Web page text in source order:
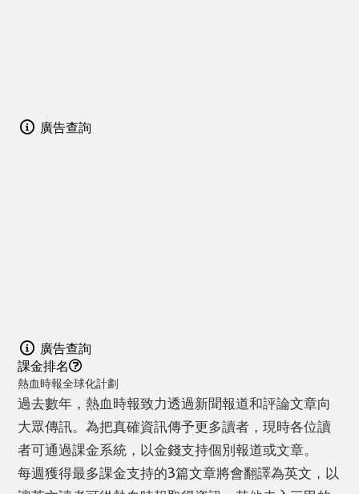
廣告查詢
廣告查詢
課金排名
熱血時報全球化計劃
過去數年，熱血時報致力透過新聞報道和評論文章向
大眾傳訊。為把真確資訊傳予更多讀者，現時各位讀
者可通過課金系統，以金錢支持個別報道或文章。
每週獲得最多課金支持的3篇文章將會翻譯為英文，以